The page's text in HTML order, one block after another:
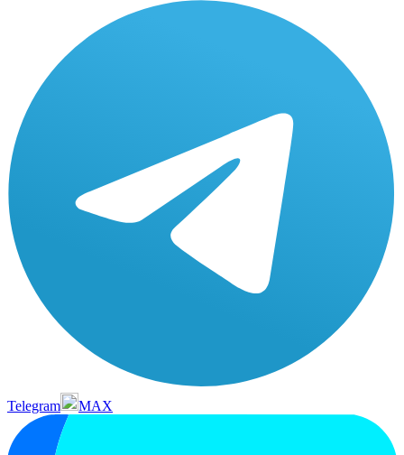
Telegram MAX